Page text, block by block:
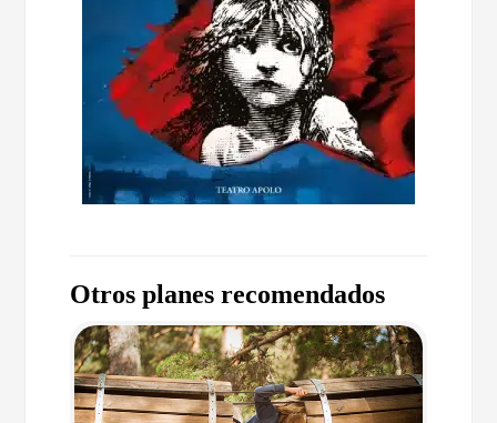
Otros planes recomendados